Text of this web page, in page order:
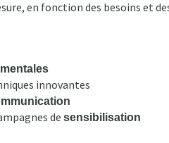
en fonction des besoins et
innovantes
de sensibilisation